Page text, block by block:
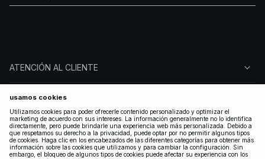
ATENCIÓN AL CLIENTE
SOBRE NA-KD
SÍGUENOS
LEGAL